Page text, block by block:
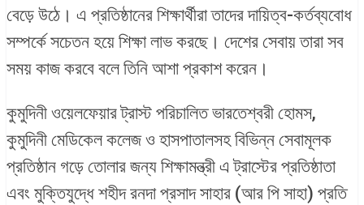
বেড়ে উঠে। এ প্রতিষ্ঠানের শিক্ষার্থীরা তাদের দায়িত্ব-কর্তব্যবোধ
সম্পর্কে সচেতন হয়ে শিক্ষা লাভ করছে। দেশের সেবায় তারা সব
সময় কাজ করবে বলে তিনি আশা প্রকাশ করেন।
কুমুদিনী ওয়েলফেয়ার ট্রাস্ট পরিচালিত ভারতেশ্বরী হোমস,
কুমুদিনী মেডিকেল কলেজ ও হাসপাতালসহ বিভিন্ন সেবামূলক
প্রতিষ্ঠান গড়ে তোলার জন্য শিক্ষামন্ত্রী এ ট্রাস্টের প্রতিষ্ঠাতা
এবং মুক্তিযুদ্ধে শহীদ রনদা প্রসাদ সাহার (আর পি সাহা) প্রতি